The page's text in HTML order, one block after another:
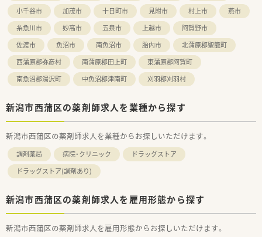
小千谷市
加茂市 十日町市 見附市 村上市
燕市
糸魚川市
妙高市 五泉市 上越市
阿賀野市
佐渡市
魚沼市 南魚沼市 胎内市
北蒲原郡聖籠町
西蒲原郡弥彦村
南蒲原郡田上町
東蒲原郡阿賀町
南魚沼郡湯沢町
中魚沼郡津南町 刈羽郡刈羽村
新潟市西蒲区の薬剤師求人を業種から探す
新潟市西蒲区の薬剤師求人を業種からお探しいただけます。
調剤薬局 病院・クリニック
ドラッグストア
ドラッグストア(調剤あり)
新潟市西蒲区の薬剤師求人を雇用形態から探す
新潟市西蒲区の薬剤師求人を雇用形態からお探しいただけます。